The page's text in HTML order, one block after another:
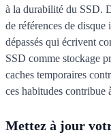
à la durabilité du SSD.
de références de disque
dépassés qui écrivent
SSD comme stockage
caches temporaires
ces habitudes contribue
Mettez à jour